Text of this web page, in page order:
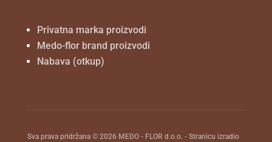
Privatna marka proizvodi
Medo-flor brand proizvodi
Nabava (otkup)
Sva prava pridržana © 2026 MEDO - FLOR d.o.o. - Stranicu izradio